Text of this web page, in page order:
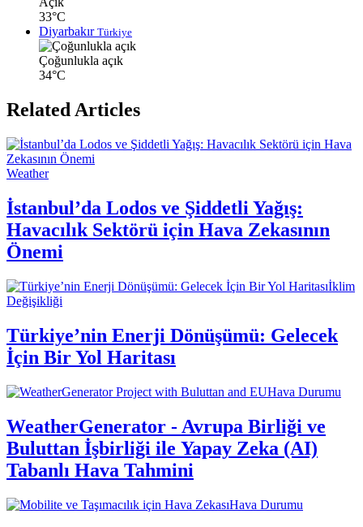
33°C
Diyarbakır Türkiye
Çoğunlukla açık
34°C
Related Articles
Weather
İstanbul’da Lodos ve Şiddetli Yağış:
Havacılık Sektörü için Hava Zekasının
Önemi
İklim
Değişikliği
Türkiye’nin Enerji Dönüşümü: Gelecek
İçin Bir Yol Haritası
Hava Durumu
WeatherGenerator - Avrupa Birliği ve
Buluttan İşbirliği ile Yapay Zeka (AI)
Tabanlı Hava Tahmini
Hava Durumu